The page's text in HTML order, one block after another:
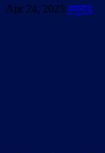
Apr 24, 2025 #मुराद